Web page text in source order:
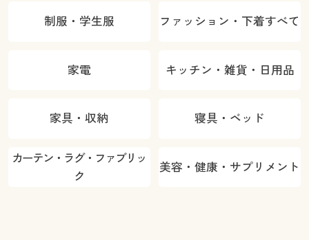
制服・学生服 ファッション・下着すべて
家電 キッチン・雑貨・日用品
家具・収納 寝具・ベッド
カーテン・ラグ・ファブリッ
ク
美容・健康・サプリメント